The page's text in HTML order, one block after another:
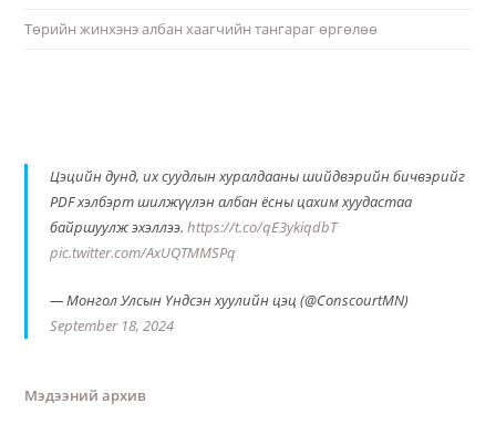
Төрийн жинхэнэ албан хаагчийн тангараг өргөлөө
Цэцийн дунд, их суудлын хуралдааны шийдвэрийн бичвэрийг
PDF хэлбэрт шилжүүлэн албан ёсны цахим хуудастаа
байршуулж эхэллээ.https://t.co/qE3ykiqdbT
pic.twitter.com/AxUQTMMSPq
— Монгол Улсын Үндсэн хуулийн цэц (@ConscourtMN)
September 18, 2024
Мэдээний архив